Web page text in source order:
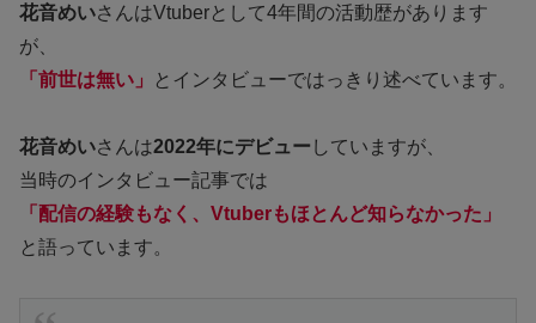
花音めいさんはVtuberとして4年間の活動歴があります
が、
「前世は無い」
とインタビューではっきり述べています。
花音めいさんは2022年にデビュー していますが、
当時のインタビュー記事では
「配信の経験もなく、Vtuberもほとんど知らなかった」
と語っています。